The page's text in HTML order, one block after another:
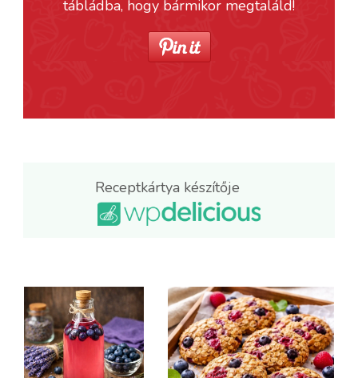
tábládba, hogy bármikor megtaláld!
Receptkártya készítője